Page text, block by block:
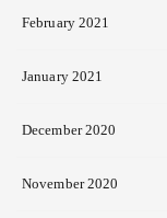
February 2021
January 2021
December 2020
November 2020